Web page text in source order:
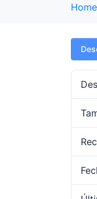
Home